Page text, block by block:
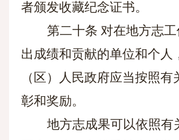
者颁发收藏纪念证书。
第二十条 对在地方志
出成绩和贡献的单位和个人
（区）人民政府应当按照
彰和奖励。
地方志成果可以依照有